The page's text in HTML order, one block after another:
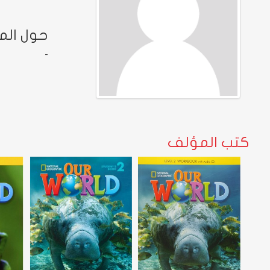
حول
-
كتب المؤلف